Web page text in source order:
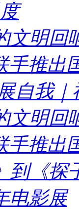
文明回
手推出
自我
文明回
手推出
到《探
电影展